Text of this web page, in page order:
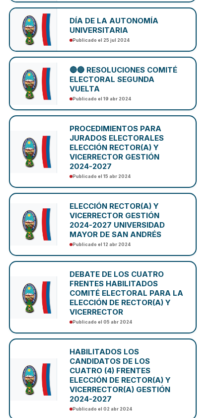
DÍA DE LA AUTONOMÍA
UNIVERSITARIA
Publicado el 25 jul 2024
🔴🔵 RESOLUCIONES COMITÉ
ELECTORAL SEGUNDA
VUELTA
Publicado el 19 abr 2024
PROCEDIMIENTOS PARA
JURADOS ELECTORALES
ELECCIÓN RECTOR(A) Y
VICERRECTOR GESTIÓN
2024-2027
Publicado el 15 abr 2024
ELECCIÓN RECTOR(A) Y
VICERRECTOR GESTIÓN
2024-2027 UNIVERSIDAD
MAYOR DE SAN ANDRÉS
Publicado el 12 abr 2024
DEBATE DE LOS CUATRO
FRENTES HABILITADOS
COMITÉ ELECTORAL PARA LA
ELECCIÓN DE RECTOR(A) Y
VICERRECTOR
Publicado el 05 abr 2024
HABILITADOS LOS
CANDIDATOS DE LOS
CUATRO (4) FRENTES
ELECCIÓN DE RECTOR(A) Y
VICERRECTOR(A) GESTIÓN
2024-2027
Publicado el 02 abr 2024